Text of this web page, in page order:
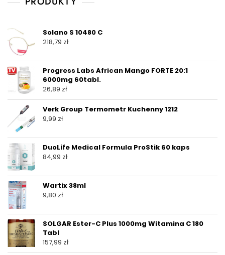
Solano S 10480 C
218,79 zł
Progress Labs African Mango FORTE 20:1
6000mg 60tabl.
26,89 zł
Verk Group Termometr Kuchenny 1212
9,99 zł
DuoLife Medical Formula ProStik 60 kaps
84,99 zł
Wartix 38ml
9,80 zł
SOLGAR Ester-C Plus 1000mg Witamina C 180
Tabl
157,99 zł